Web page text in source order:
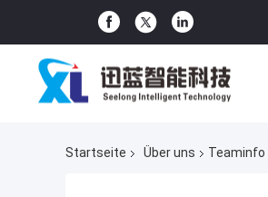
Startseite Über uns Teaminfo